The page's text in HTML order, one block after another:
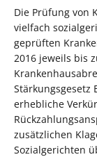
Die Prüfung von
vielfach
geprüften
2016 jeweils bis
Stärkungsgesetz
erhebliche
zusätzlichen
Sozialgerichten